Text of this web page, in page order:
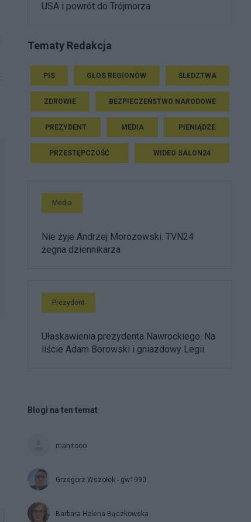
USA i powrót do Trójmorza
Tematy Redakcja
PIS GŁOS REGIONÓW ŚLEDZTWA
ZDROWIE BEZPIECZEŃSTWO NARODOWE
PREZYDENT MEDIA PIENIĄDZE
PRZESTĘPCZOŚĆ WIDEO SALON24
Media
Nie żyje Andrzej Morozowski. TVN24
żegna dziennikarza
Prezydent
Ułaskawienia prezydenta Nawrockiego. Na
liście Adam Borowski i gniazdowy Legii
Blogi na ten temat
manitooo
Grzegorz Wszołek - gw1990
Barbara Helena Bączkowska